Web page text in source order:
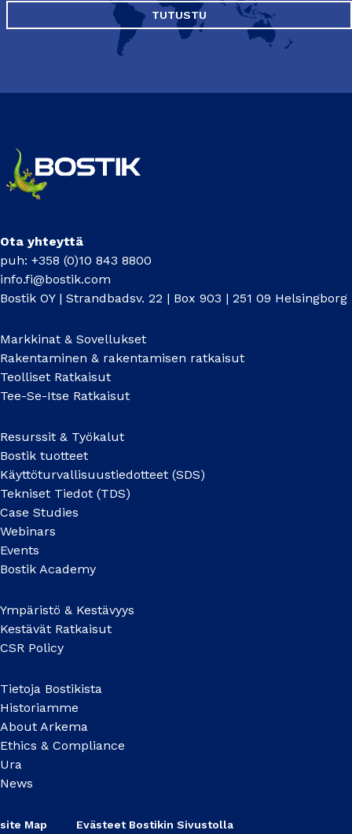
TUTUSTU
Ota yhteyttä
puh: +358 (0)10 843 8800
info.fi@bostik.com
Bostik OY | Strandbadsv. 22 | Box 903 | 251 09 Helsingborg
Markkinat & Sovellukset
Rakentaminen & rakentamisen ratkaisut
Teolliset Ratkaisut
Tee-Se-Itse Ratkaisut
Resurssit & Työkalut
Bostik tuotteet
Käyttöturvallisuustiedotteet (SDS)
Tekniset Tiedot (TDS)
Case Studies
Webinars
Events
Bostik Academy
Ympäristö & Kestävyys
Kestävät Ratkaisut
CSR Policy
Tietoja Bostikista
Historiamme
About Arkema
Ethics & Compliance
Ura
News
site Map Evästeet Bostikin Sivustolla